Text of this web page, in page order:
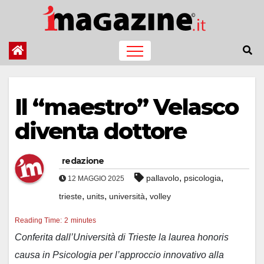
contenuto
Il “maestro” Velasco
diventa dottore
redazione
12 MAGGIO 2025 pallavolo, psicologia,
trieste, units, università, volley
Reading Time: 2 minutes
Conferita dall’Università di Trieste la laurea honoris
causa in Psicologia per l’approccio innovativo alla